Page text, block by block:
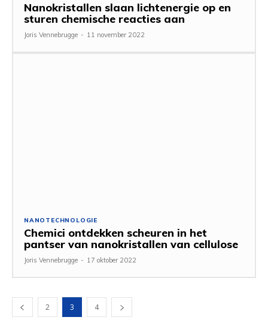
Nanokristallen slaan lichtenergie op en
sturen chemische reacties aan
Joris Vennebrugge - 11 november 2022
NANOTECHNOLOGIE
Chemici ontdekken scheuren in het
pantser van nanokristallen van cellulose
Joris Vennebrugge - 17 oktober 2022
2 3 4